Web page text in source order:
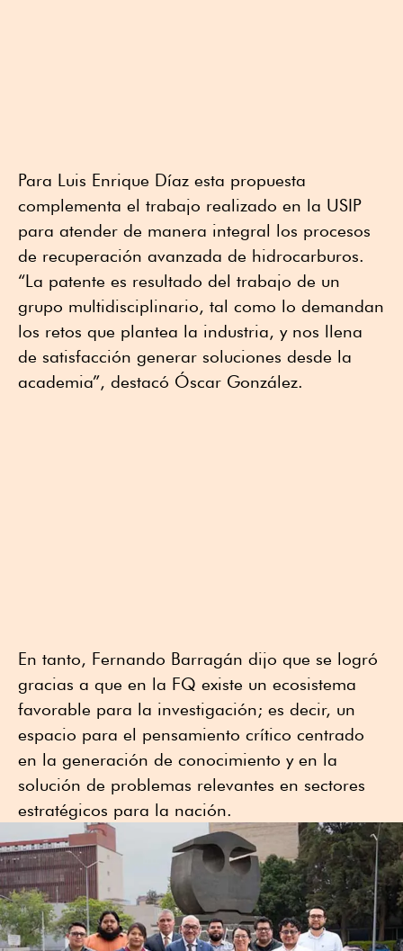
Para Luis Enrique Díaz esta propuesta
complementa el trabajo realizado en la USIP
para atender de manera integral los procesos
de recuperación avanzada de hidrocarburos.
“La patente es resultado del trabajo de un
grupo multidisciplinario, tal como lo demandan
los retos que plantea la industria, y nos llena
de satisfacción generar soluciones desde la
academia”, destacó Óscar González.
En tanto, Fernando Barragán dijo que se logró
gracias a que en la FQ existe un ecosistema
favorable para la investigación; es decir, un
espacio para el pensamiento crítico centrado
en la generación de conocimiento y en la
solución de problemas relevantes en sectores
estratégicos para la nación.